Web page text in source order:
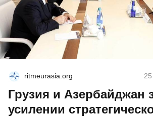
ritmeurasia.org
Грузия и Азербайджан
усилении